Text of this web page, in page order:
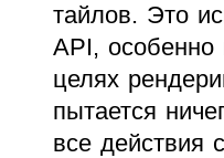
тайлов. Это
API, особенно
целях
пытается
все действия